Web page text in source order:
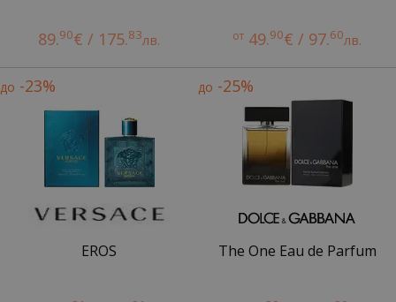
89.90€ / 175.83лв. от 49.90€ / 97.60лв.
до -23%
EROS
до -25%
The One Eau de Parfum